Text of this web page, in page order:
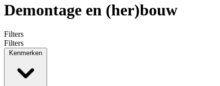
Demontage en (her)bouw
Filters
Filters
Kenmerken